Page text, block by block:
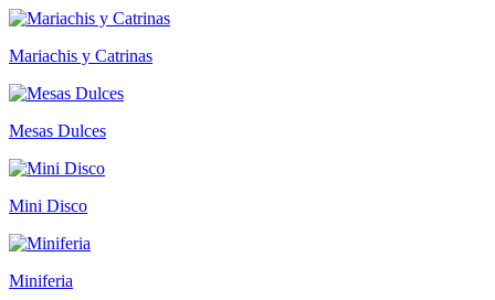
Mariachis y Catrinas
Mesas Dulces
Mini Disco
Miniferia